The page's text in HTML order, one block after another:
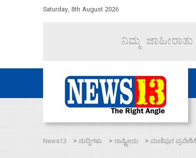
Saturday, 8th August 2026
ಮೂಲಕ 60 ಹಡಗುಗಳನ್ನು ಸುರಕ್ಷಿತವಾಗಿ
News13 > ಸುದ್ದಿಗಳು > ರಾಷ್ಟ್ರೀಯ > ಮಣಿಪುರ